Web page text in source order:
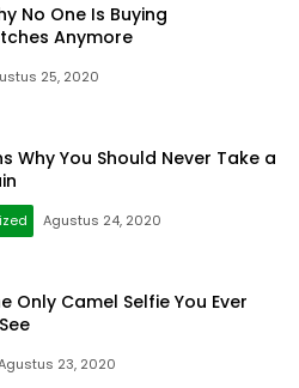
No One Is Buying
Anymore
25, 2020
Why You Should Never Take a
Agustus 24, 2020
Only Camel Selfie You Ever
23, 2020